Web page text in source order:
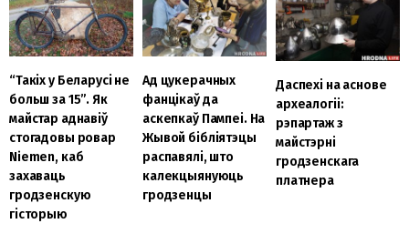
“Такіх у Беларусі не
больш за 15”. Як
майстар аднавіў
стогадовы ровар
Niemen, каб
захаваць
гродзенскую
гісторыю
Ад цукерачных
фанцікаў да
аскепкаў Пампеі. На
Жывой бібліятэцы
распавялі, што
калекцыянуюць
гродзенцы
Даспехі на аснове
археалогіі:
рэпартаж з
майстэрні
гродзенскага
платнера